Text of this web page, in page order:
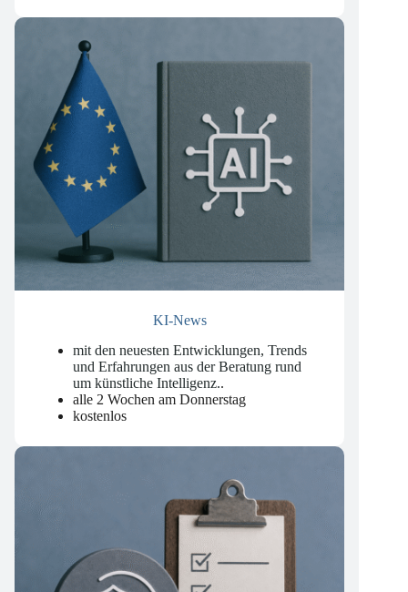
mit den neuesten Entwicklungen, Trends
und Erfahrungen aus der Beratung rund
um künstliche Intelligenz..
alle 2 Wochen am Donnerstag